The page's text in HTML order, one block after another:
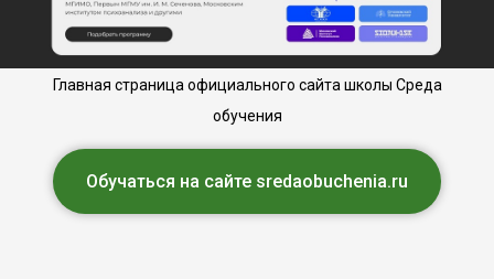
Главная страница официального сайта школы Среда
обучения
Обучаться на сайте sredaobuchenia.ru